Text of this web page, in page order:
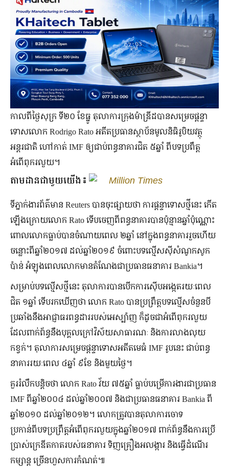
កាលពីថ្ងៃសុក្រ ទី២០ ខែធ្នូ តុលាការក្រុងម៉ាឌ្រីដបានសម្រេចផ្ដន្ទា
ទោសលោក Rodrigo Rato អតីតប្រធានស្ថាប័នមូលនិធិរូបិយវត្ថុ
អន្តរជាតិ ហៅកាត់ IMF ឲ្យជាប់ពន្ធនាគារជិត ៥ឆ្នាំ ពីបទប្រពឹត្ត
អំពើពុករលួយ។
តាមដានជាមួយយើង៖ Million Times
ទីភ្នាក់ងារព័ត៌មាន Reuters បានចុះផ្សាយថា ការផ្ដន្ទាទោសថ្មីនេះ កើត
ឡើងក្រោយលោក Rato ទើបចេញពីពន្ធនាគារបានប៉ុន្មានឆ្នាំប៉ុណ្ណោះ
ពោលលោកធ្លាប់បានចំណាយពេល ២ឆ្នាំ នៅក្នុងពន្ធនាគាររួចហើយ
ចន្លោះពីឆ្នាំ២០១៧ ដល់ឆ្នាំ២០១៩ ចំពោះបទល្មើសស៊ីសំណូកសូក
ប៉ាន់ អំឡុងពេលលោកមានតំណែងជាប្រធានធនាគារ Bankia។
សម្រាប់បទល្មើសថ្មីនេះ តុលាការបានបើកការស៊ើបអង្កេតរយៈពេល
ជិត ១ឆ្នាំ ទើបរកឃើញថា លោក Rato បានប្រព្រឹត្តបទល្មើសចំនួនបី
ប្រឆាំងនឹងអាជ្ញាធរពន្ធដាររបស់អេស្ប៉ាញ ក៏ដូចជាអំពើពុករលួយ
ដែលពាក់ព័ន្ធនឹងបុគ្គលក្រៅវិស័យសាធារណៈ និងការលាងលុយ
កខ្វក់។ តុលាការសម្រេចផ្ដន្ទាទោសអតីតមេធំ IMF រូបនេះ ជាប់ពន្ធ
នាគាររយៈពេល ៤ឆ្នាំ ៩ខែ និងមួយថ្ងៃ។
គួររំលឹកបន្តិចថា លោក Rato វ័យ ៧៥ឆ្នាំ ធ្លាប់បម្រើការងារជាប្រធាន
IMF ពីឆ្នាំ២០០៤ ដល់ឆ្នាំ២០០៧ និងជាប្រធានធនាគារ Bankia ពី
ឆ្នាំ២០១០ ដល់ឆ្នាំ២០១២។ លោកត្រូវបានតុលាការចោទ
ប្រកាន់ពីបទប្រព្រឹត្តអំពើពុករលួយក្នុងឆ្នាំ២០១៧ ពាក់ព័ន្ធនឹងការប្រើ
ប្រាស់ក្រេឌីតកាតរបស់ធនាគារ ទិញគ្រឿងអលង្ការ និងធ្វើដំណើរ
កម្សាន្ត ច្រើនហួសការកំណត់៕